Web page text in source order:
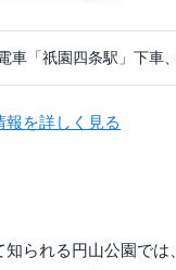
車「祇園四条駅」下車
報を詳しく見る
られる円山公園では